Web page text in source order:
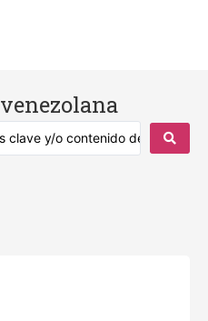
venezolana